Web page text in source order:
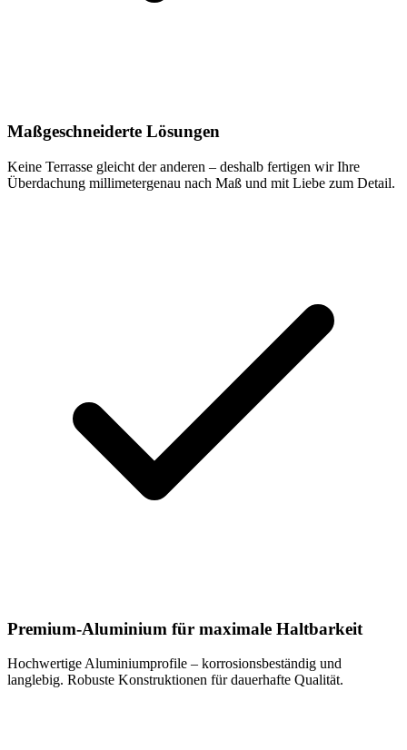
Maßgeschneiderte Lösungen
Keine Terrasse gleicht der anderen – deshalb fertigen wir Ihre
Überdachung millimetergenau nach Maß und mit Liebe zum Detail.
Premium-Aluminium für maximale Haltbarkeit
Hochwertige Aluminiumprofile – korrosionsbeständig und
langlebig. Robuste Konstruktionen für dauerhafte Qualität.